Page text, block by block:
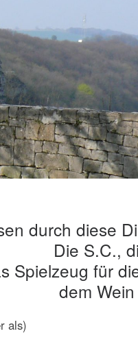
durch diese
Die S.C.,
Spielzeug für
dem
als)